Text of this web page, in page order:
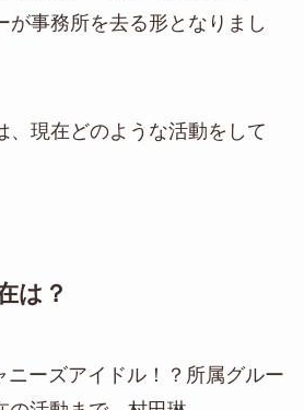
が事務所を去る形となりまし
、現在どのような活動をして
は？